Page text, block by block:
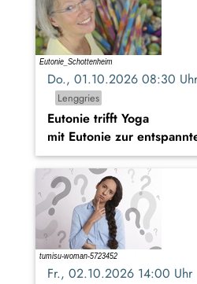
Do., 01.10.2026 08:30
Lenggries
Eutonie trifft Yoga
mit Eutonie zur
Fr., 02.10.2026 14:00 Uhr